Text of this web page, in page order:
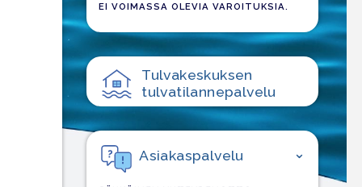
EI VOIMASSA OLEVIA VAROITUKSIA.
Tulvakeskuksen
tulvatilanne­palvelu
Asiakaspalvelu